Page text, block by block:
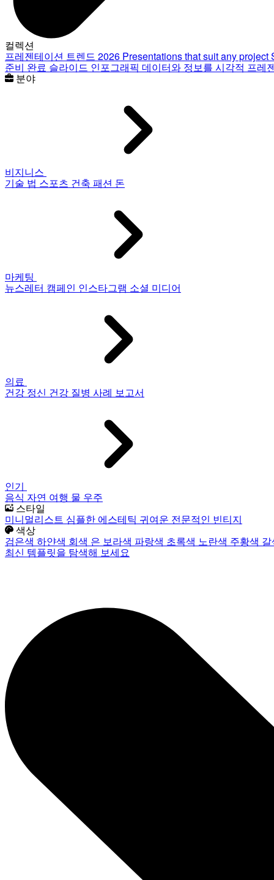
컬렉션
프레젠테이션 트렌드 2026 Presentations that suit any project
준비 완료 슬라이드 인포그래픽 데이터와 정보를 시각적 프레
분야
비지니스
기술 법 스포츠 건축 패션 돈
마케팅
뉴스레터 캠페인 인스타그램 소셜 미디어
의료
건강 정신 건강 질병 사례 보고서
인기
음식 자연 여행 물 우주
스타일
미니멀리스트 심플한 에스테틱 귀여운 전문적인 빈티지
색상
검은색 하얀색 회색 은 보라색 파랑색 초록색 노란색 주황색
최신 템플릿을 탐색해 보세요